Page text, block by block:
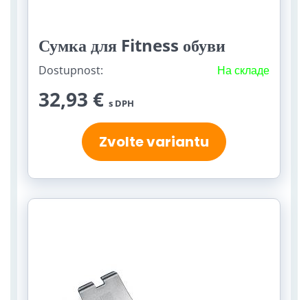
Сумка для Fitness обуви
Dostupnost: На складе
32,93 € s DPH
Zvolte variantu